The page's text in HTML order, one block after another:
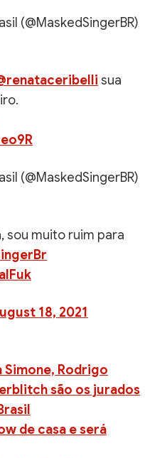
(@MaskedSingerBR)
sua
(@MaskedSingerBR)
sou muito ruim para
18, 2021
Simone, Rodrigo
são os jurados
de casa e será